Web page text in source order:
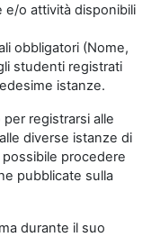
e/o attività disponibili
obbligatori (Nome,
studenti registrati
istanze.
registrarsi alle
diverse istanze di
procedere
pubblicate sulla
durante il suo